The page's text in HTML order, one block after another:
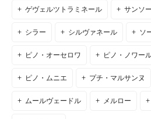
ゲヴェルツトラミネール サンソー
シラー シルヴァネール ソ
ピノ・オーセロワ ピノ・ノワー
ピノ・ムニエ プチ・マルサンヌ
ムールヴェードル メルロー